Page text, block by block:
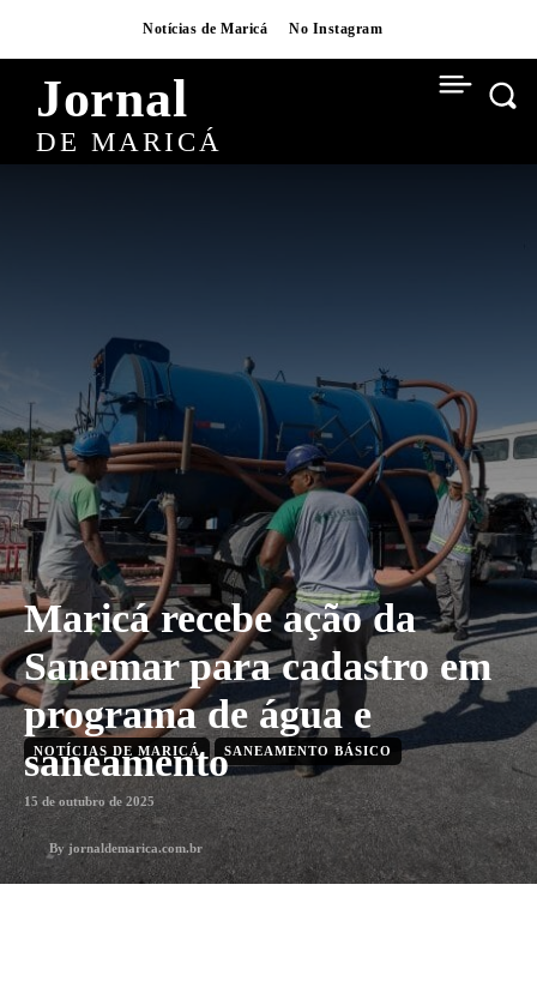
Notícias de Maricá No Instagram
Jornal
DE MARICÁ
Maricá recebe ação da
Sanemar para cadastro em
programa de água e
saneamento
NOTÍCIAS DE MARICÁ SANEAMENTO BÁSICO
15 de outubro de 2025
By jornaldemarica.com.br